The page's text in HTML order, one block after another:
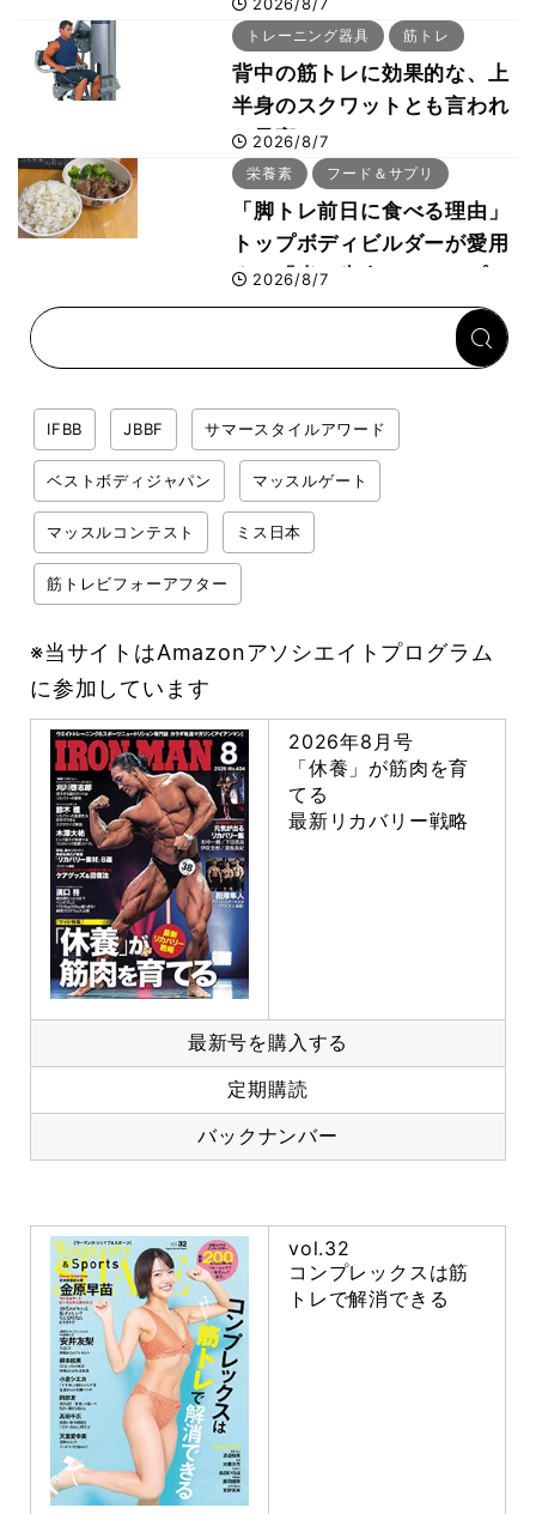
事・睡眠・呼吸の整え方
2026/8/7
トレーニング器具 筋トレ
背中の筋トレに効果的な、上
半身のスクワットとも言われ
た最高マシン“ノーチラス・
プルオーバーマシン”とは？
2026/8/7
栄養素 フード＆サプリ
「脚トレ前日に食べる理由」
トップボディビルダーが愛用
する「米＋牛肉」のシンプル
回復メシとは？
2026/8/7
IFBB JBBF サマースタイルアワード
ベストボディジャパン マッスルゲート
マッスルコンテスト ミス日本
筋トレビフォーアフター
※当サイトはAmazonアソシエイトプログラム
に参加しています
2026年8月号
「休養」が筋肉を育
てる
最新リカバリー戦略
最新号を購入する
定期購読
バックナンバー
vol.32
コンプレックスは筋
トレで解消できる